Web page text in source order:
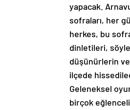
yapacak.
sofraları, her
herkes, bu
dinletileri,
düşünürlerin ve
ilçede
Geleneksel
birçok